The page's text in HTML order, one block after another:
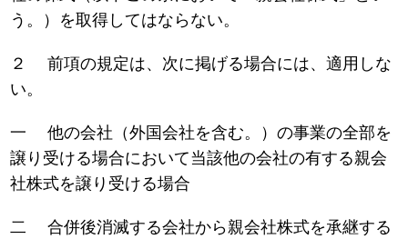
う。）を取得してはならない。
２ 前項の規定は、次に掲げる場合には、適用しな
い。
一 他の会社（外国会社を含む。）の事業の全部を
譲り受ける場合において当該他の会社の有する親会
社株式を譲り受ける場合
二 合併後消滅する会社から親会社株式を承継する